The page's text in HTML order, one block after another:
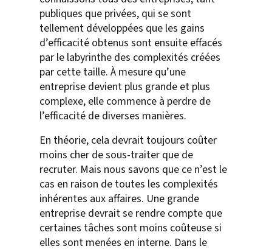
publiques que privées, qui se sont
tellement développées que les gains
d’efficacité obtenus sont ensuite effacés
par le labyrinthe des complexités créées
par cette taille. À mesure qu’une
entreprise devient plus grande et plus
complexe, elle commence à perdre de
l’efficacité de diverses manières.
En théorie, cela devrait toujours coûter
moins cher de sous-traiter que de
recruter. Mais nous savons que ce n’est le
cas en raison de toutes les complexités
inhérentes aux affaires. Une grande
entreprise devrait se rendre compte que
certaines tâches sont moins coûteuse si
elles sont menées en interne. Dans le